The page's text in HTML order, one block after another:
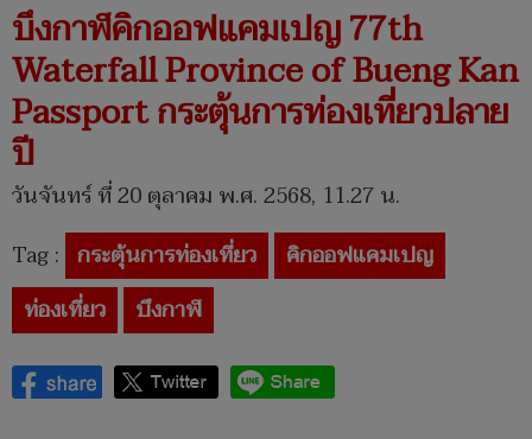
บึงกาฬคิกออฟแคมเปญ 77th
Waterfall Province of Bueng Kan
Passport กระตุ้นการท่องเที่ยวปลาย
ปี
วันจันทร์ ที่ 20 ตุลาคม พ.ศ. 2568, 11.27 น.
Tag : กระตุ้นการท่องเที่ยว
คิกออฟแคมเปญ
ท่องเที่ยว
บึงกาฬ